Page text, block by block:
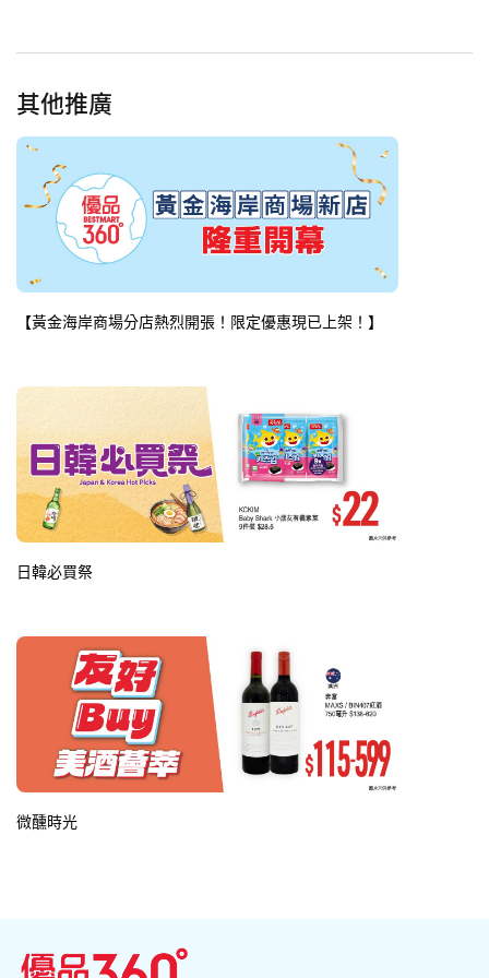
其他推廣
【黃金海岸商場分店熱烈開張！限定優惠現已上架！】
日韓必買祭
微醺時光